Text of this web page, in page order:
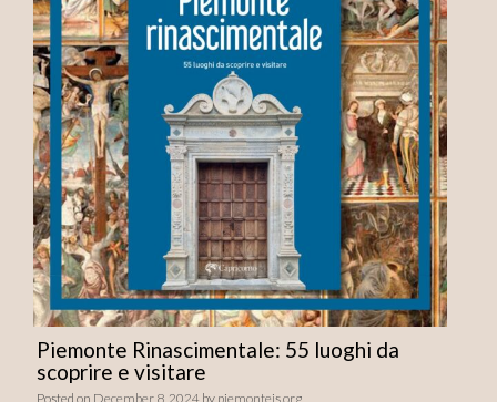
Piemonte Rinascimentale: 55 luoghi da
scoprire e visitare
Posted on December 8, 2024 by piemonteis.org